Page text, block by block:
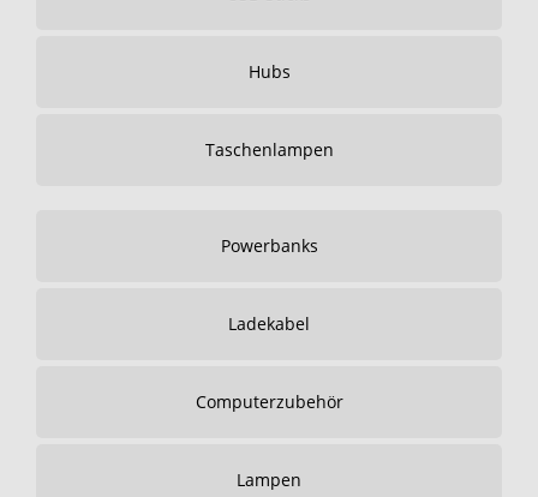
Hubs
Taschenlampen
Powerbanks
Ladekabel
Computerzubehör
Lampen